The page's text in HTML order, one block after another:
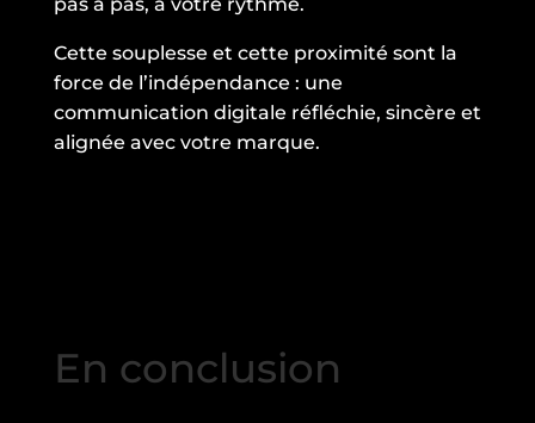
pas à pas, à votre rythme.
Cette souplesse et cette proximité sont la
force de l’indépendance : une
communication digitale réfléchie, sincère et
alignée avec votre marque.
En conclusion